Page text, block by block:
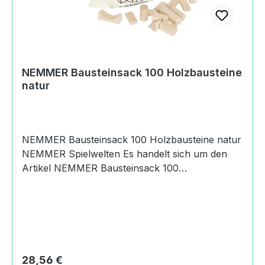
Holzspielwaren GmbHBahnhofstraße93468
Miltach, Germany+49(0) 99 44 - 8
NEMMER Bausteinsack 100 Holzbausteine
natur
NEMMER Bausteinsack 100 Holzbausteine natur
NEMMER Spielwelten Es handelt sich um den
Artikel NEMMER Bausteinsack 100
cmVerpackung Breite: 15 cmVerpackung Höhe:
Regulärer Preis:
28,56 €